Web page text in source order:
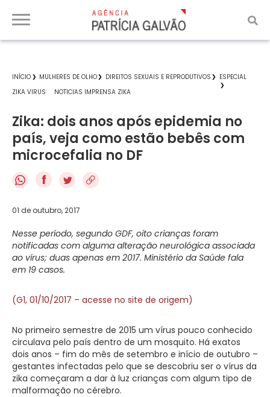
INÍCIO MULHERES DE OLHO DIREITOS SEXUAIS E REPRODUTIVOS
ESPECIAL
ZIKA VIRUS
NOTICIAS IMPRENSA ZIKA
Zika: dois anos após epidemia no
país, veja como estão bebês com
microcefalia no DF
f
01 de outubro, 2017
Nesse período, segundo GDF, oito crianças foram
notificadas com alguma alteração neurológica associada
ao vírus; duas apenas em 2017. Ministério da Saúde fala
em 19 casos.
(G1, 01/10/2017 – acesse no site de origem)
No primeiro semestre de 2015 um vírus pouco conhecido
circulava pelo país dentro de um mosquito. Há exatos
dois anos – fim do mês de setembro e início de outubro –
gestantes infectadas pelo que se descobriu ser o vírus da
zika começaram a dar à luz crianças com algum tipo de
malformação no cérebro.